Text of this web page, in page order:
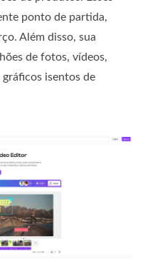
ponto de partida,
Além disso, sua
de fotos, vídeos,
isentos de